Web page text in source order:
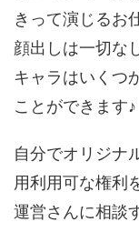
きって演じるお
顔出しは一切な
キャラはいくつ
ことができます♪
自分でオリジナ
用利用可な権利
運営さんに相談